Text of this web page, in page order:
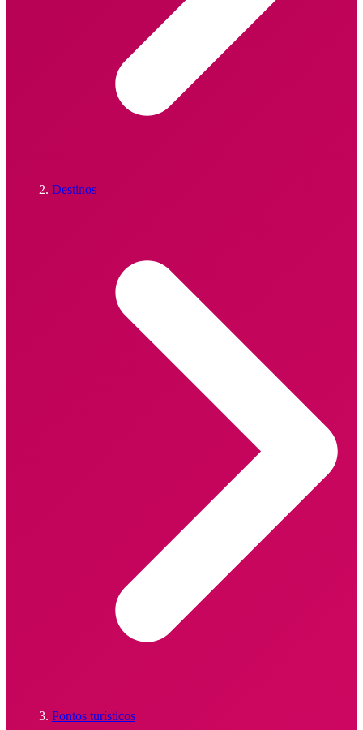
Destinos
Pontos turísticos